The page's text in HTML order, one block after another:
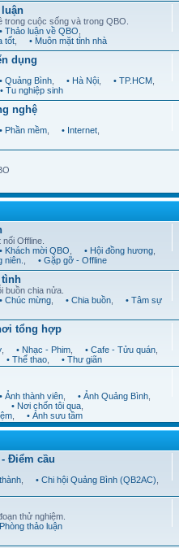
luận
trong cuộc sống và trong QBO.
• Thảo luận về QBO
tốt
• Muôn mặt tỉnh nhà
dụng
• Quảng Bình • Hà Nội • TP.HCM
• Tu nghiệp sinh
nghệ
• Phần mềm • Internet
Offline.
• Khách mời QBO • Hội đồng hương
niên.
• Gặp gỡ - Offline
tình
buồn chia nửa.
• Chúc mừng • Chia buồn • Tâm sự
tổng hợp
• Nhạc - Phim • Cafe - Tửu quán
• Thể thao • Thư giãn
• Ảnh thành viên • Ảnh Quảng Bình
• Nơi chốn tôi qua
• Ảnh sưu tầm
Điểm cầu
• Chi hội Quảng Bình (QB2AC)
thử nghiệm.
Phòng thảo luận